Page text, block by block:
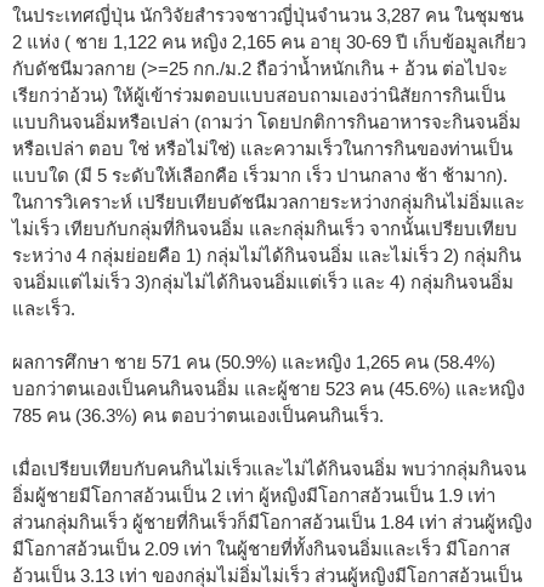
ในประเทศญี่ปุ่น นักวิจัยสำรวจชาวญี่ปุ่นจำนวน 3,287 คน ในชุมชน
2 แห่ง ( ชาย 1,122 คน หญิง 2,165 คน อายุ 30-69 ปี เก็บข้อมูลเกี่ยว
กับดัชนีมวลกาย (>=25 กก./ม.2 ถือว่าน้ำหนักเกิน + อ้วน ต่อไปจะ
เรียกว่าอ้วน) ให้ผู้เข้าร่วมตอบแบบสอบถามเองว่านิสัยการกินเป็น
แบบกินจนอิ่มหรือเปล่า (ถามว่า โดยปกติการกินอาหารจะกินจนอิ่ม
หรือเปล่า ตอบ ใช่ หรือไม่ใช่) และความเร็วในการกินของท่านเป็น
แบบใด (มี 5 ระดับให้เลือกคือ เร็วมาก เร็ว ปานกลาง ช้า ช้ามาก).
ในการวิเคราะห์ เปรียบเทียบดัชนีมวลกายระหว่างกลุ่มกินไม่อิ่มและ
ไม่เร็ว เทียบกับกลุ่มที่กินจนอิ่ม และกลุ่มกินเร็ว จากนั้นเปรียบเทียบ
ระหว่าง 4 กลุ่มย่อยคือ 1) กลุ่มไม่ได้กินจนอิ่ม และไม่เร็ว 2) กลุ่มกิน
จนอิ่มแต่ไม่เร็ว 3)กลุ่มไม่ได้กินจนอิ่มแต่เร็ว และ 4) กลุ่มกินจนอิ่ม
และเร็ว.
ผลการศึกษา ชาย 571 คน (50.9%) และหญิง 1,265 คน (58.4%)
บอกว่าตนเองเป็นคนกินจนอิ่ม และผู้ชาย 523 คน (45.6%) และหญิง
785 คน (36.3%) คน ตอบว่าตนเองเป็นคนกินเร็ว.
เมื่อเปรียบเทียบกับคนกินไม่เร็วและไม่ได้กินจนอิ่ม พบว่ากลุ่มกินจน
อิ่มผู้ชายมีโอกาสอ้วนเป็น 2 เท่า ผู้หญิงมีโอกาสอ้วนเป็น 1.9 เท่า
ส่วนกลุ่มกินเร็ว ผู้ชายที่กินเร็วก็มีโอกาสอ้วนเป็น 1.84 เท่า ส่วนผู้หญิง
มีโอกาสอ้วนเป็น 2.09 เท่า ในผู้ชายที่ทั้งกินจนอิ่มและเร็ว มีโอกาส
อ้วนเป็น 3.13 เท่า ของกลุ่มไม่อิ่มไม่เร็ว ส่วนผู้หญิงมีโอกาสอ้วนเป็น